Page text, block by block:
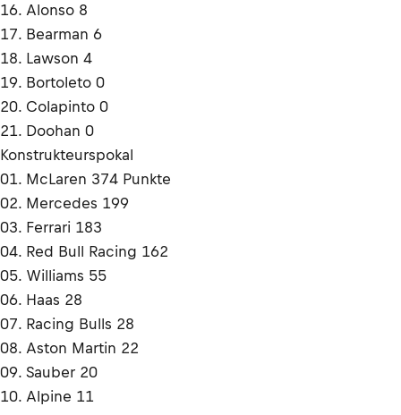
16. Alonso 8
17. Bearman 6
18. Lawson 4
19. Bortoleto 0
20. Colapinto 0
21. Doohan 0
Konstrukteurspokal
01. McLaren 374 Punkte
02. Mercedes 199
03. Ferrari 183
04. Red Bull Racing 162
05. Williams 55
06. Haas 28
07. Racing Bulls 28
08. Aston Martin 22
09. Sauber 20
10. Alpine 11